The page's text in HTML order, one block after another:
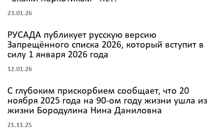
23.01.26
РУСАДА публикует русскую версию
Запрещённого списка 2026, который вступит в
силу 1 января 2026 года
12.01.26
С глубоким прискорбием сообщает, что 20
ноября 2025 года на 90-ом году жизни ушла из
жизни Бородулина Нина Даниловна
21.11.25